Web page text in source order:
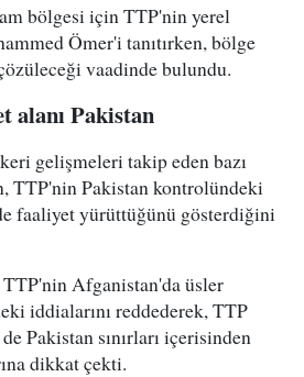
bölgesi için TTP'nin yerel
Ömer'i tanıtırken, bölge
vaadinde bulundu.
alanı Pakistan
gelişmeleri takip eden bazı
TTP'nin Pakistan kontrolündeki
faaliyet yürüttüğünü gösterdiğini
Afganistan'da üsler
iddialarını reddederek, TTP
Pakistan sınırları içerisinden
dikkat çekti.